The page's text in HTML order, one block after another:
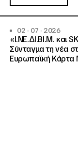
02 · 07 · 2026
«Ι.ΝΕ.ΔΙ.ΒΙ.Μ. και
Σύνταγμα τη νέα
Ευρωπαϊκή Κάρτα